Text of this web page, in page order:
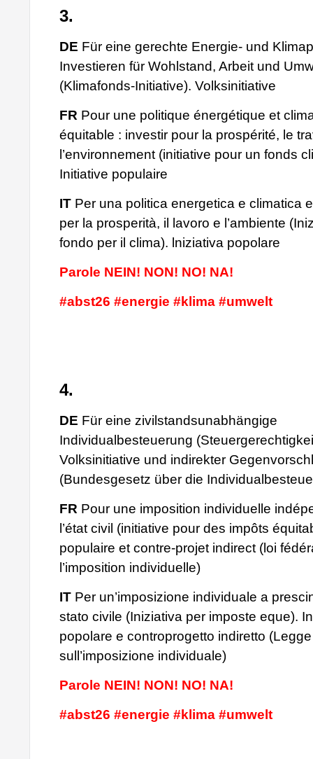
3.
DE Für eine gerechte Energie- und
Investieren für Wohlstand, Arbeit und
(Klimafonds-Initiative). Volksinitiative
FR Pour une politique énergétique et
équitable : investir pour la prospérité, le
l’environnement (initiative pour un fonds
Initiative populaire
IT Per una politica energetica e climatica
per la prosperità, il lavoro e l’ambiente
fondo per il clima). lniziativa popolare
Parole NEIN! NON! NO! NA!
#abst26 #energie #klima #umwelt
4.
DE Für eine zivilstandsunabhängige
Individualbesteuerung
Volksinitiative und indirekter
(Bundesgesetz über die
FR Pour une imposition individuelle
l’état civil (initiative pour des impôts
populaire et contre-projet indirect (loi
l’imposition individuelle)
IT Per un’imposizione individuale a
stato civile (Iniziativa per imposte eque).
popolare e controprogetto indiretto
sull’imposizione individuale)
Parole NEIN! NON! NO! NA!
#abst26 #energie #klima #umwelt